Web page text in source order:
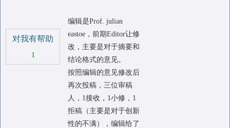
对我有帮助
1
编辑是Prof. julian
eastoe，前期Editor让修
改，主要是对于摘要和
结论格式的意见。
按照编辑的意见修改后
再次投稿，三位审稿
人，1接收，1小修，1
拒稿（主要是对于创新
性的不满），编辑给了